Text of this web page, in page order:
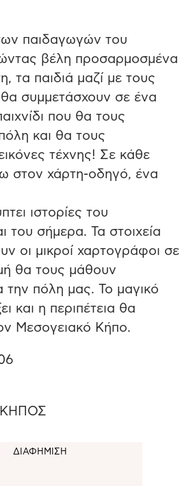
παιδαγωγών του
βέλη προσαρμοσμένα
τα παιδιά μαζί με τους
συμμετάσχουν σε ένα
που θα τους
και θα τους
τέχνης! Σε κάθε
στον χάρτη-οδηγό, ένα
ιστορίες του
του σήμερα. Τα στοιχεία
οι μικροί χαρτογράφοι σε
θα τους μάθουν
την πόλη μας. Το μαγικό
και η περιπέτεια θα
Μεσογειακό Κήπο.